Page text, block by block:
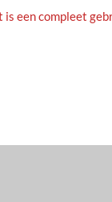
is een compleet